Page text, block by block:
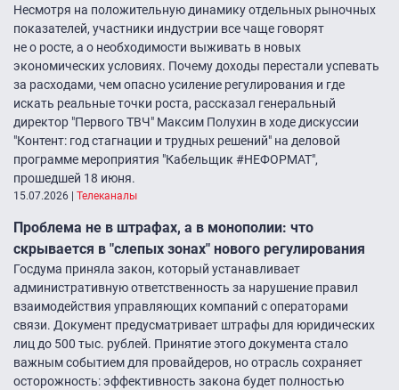
Несмотря на положительную динамику отдельных рыночных
показателей, участники индустрии все чаще говорят
не о росте, а о необходимости выживать в новых
экономических условиях. Почему доходы перестали успевать
за расходами, чем опасно усиление регулирования и где
искать реальные точки роста, рассказал генеральный
директор "Первого ТВЧ" Максим Полухин в ходе дискуссии
"Контент: год стагнации и трудных решений" на деловой
программе мероприятия "Кабельщик #НЕФОРМАТ",
прошедшей 18 июня.
15.07.2026 Телеканалы
Проблема не в штрафах, а в монополии: что
скрывается в "слепых зонах" нового регулирования
Госдума приняла закон, который устанавливает
административную ответственность за нарушение правил
взаимодействия управляющих компаний с операторами
связи. Документ предусматривает штрафы для юридических
лиц до 500 тыс. рублей. Принятие этого документа стало
важным событием для провайдеров, но отрасль сохраняет
осторожность: эффективность закона будет полностью